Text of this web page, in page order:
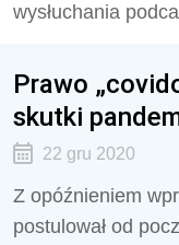
wysłuchania
Prawo
skutki
22 gru 2020
Z opóźnieniem
postulował od